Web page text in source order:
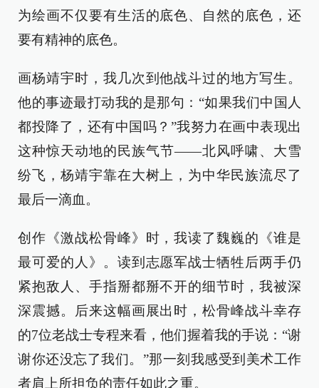
为绘画不仅要有生活的底色、自然的底色，还
要有精神的底色。
画杨靖宇时，我几次到他战斗过的地方写生。
他的事迹最打动我的是那句：“如果我们中国人
都投降了，还有中国吗？”我努力在画中表现出
这种惊天动地的民族气节——北风呼啸、大雪
纷飞，杨靖宇靠在大树上，为中华民族流尽了
最后一滴血。
创作《激战松骨峰》时，我读了魏巍的《谁是
最可爱的人》。读到志愿军战士牺牲后两手仍
紧抱敌人、手指掰都掰不开的细节时，我被深
深震撼。后来这幅画展出时，松骨峰战斗幸存
的7位老战士专程来看，他们握着我的手说：“谢
谢你还没忘了我们。”那一刻我感受到美术工作
者肩上所担负的责任如此之重。